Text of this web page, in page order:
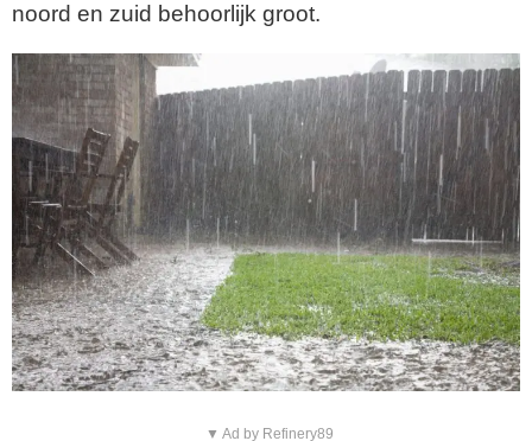
noord en zuid behoorlijk groot.
▼ Ad by Refinery89